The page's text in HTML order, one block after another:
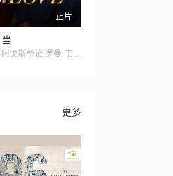
正片
主演:艾琳·阿戈斯蒂诺,罗曼·韦特,Connie Manfredi,Delia Lisette Chambers,Madé Joselita
更多